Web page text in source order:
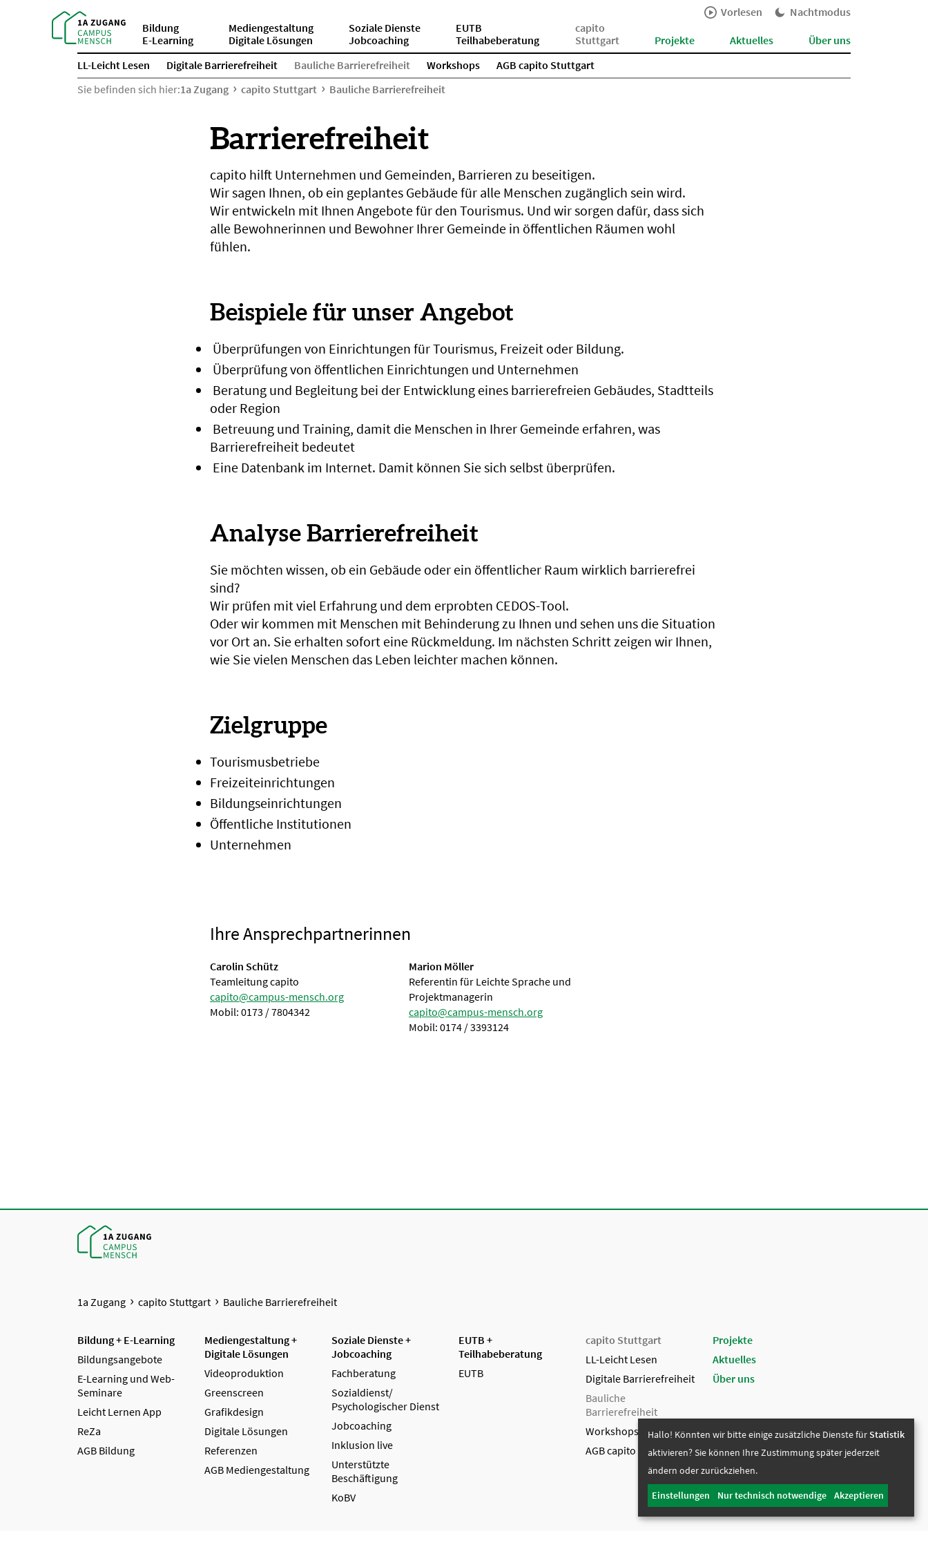
Bildung
E-Learning
Mediengestaltung
Digitale Lösungen
Soziale Dienste
Jobcoaching
EUTB
Teilhabeberatung
capito
Stuttgart
Projekte Aktuelles Über uns
Vorlesen Nachtmodus
LL-Leicht Lesen Digitale Barrierefreiheit Bauliche Barrierefreiheit Workshops
AGB capito Stuttgart
Sie befinden sich hier:1a Zugang capito Stuttgart Bauliche Barrierefreiheit
Barrierefreiheit
capito hilft Unternehmen und Gemeinden, Barrieren zu beseitigen.
Wir sagen Ihnen, ob ein geplantes Gebäude für alle Menschen zugänglich sein wird.
Wir entwickeln mit Ihnen Angebote für den Tourismus. Und wir sorgen dafür, dass sich
alle Bewohnerinnen und Bewohner Ihrer Gemeinde in öffentlichen Räumen wohl
fühlen.
Beispiele für unser Angebot
Überprüfungen von Einrichtungen für Tourismus, Freizeit oder Bildung.
Überprüfung von öffentlichen Einrichtungen und Unternehmen
Beratung und Begleitung bei der Entwicklung eines barrierefreien Gebäudes, Stadtteils
oder Region
Betreuung und Training, damit die Menschen in Ihrer Gemeinde erfahren, was
Barrierefreiheit bedeutet
Eine Datenbank im Internet. Damit können Sie sich selbst überprüfen.
Analyse Barrierefreiheit
Sie möchten wissen, ob ein Gebäude oder ein öffentlicher Raum wirklich barrierefrei
sind?
Wir prüfen mit viel Erfahrung und dem erprobten CEDOS-Tool.
Oder wir kommen mit Menschen mit Behinderung zu Ihnen und sehen uns die Situation
vor Ort an. Sie erhalten sofort eine Rückmeldung. Im nächsten Schritt zeigen wir Ihnen,
wie Sie vielen Menschen das Leben leichter machen können.
Zielgruppe
Tourismusbetriebe
Freizeiteinrichtungen
Bildungseinrichtungen
Öffentliche Institutionen
Unternehmen
Ihre Ansprechpartnerinnen
Carolin Schütz
Teamleitung capito
capito@campus-mensch.org
Mobil: 0173 / 7804342
Marion Möller
Referentin für Leichte Sprache und
Projektmanagerin
capito@campus-mensch.org
Mobil: 0174 / 3393124
1a Zugang capito Stuttgart Bauliche Barrierefreiheit
Bildung + E-Learning
Bildungsangebote
E-Learning und Web-
Seminare
Leicht Lernen App
ReZa
AGB Bildung
Mediengestaltung +
Digitale Lösungen
Videoproduktion
Greenscreen
Grafikdesign
Digitale Lösungen
Referenzen
AGB Mediengestaltung
Soziale Dienste +
Jobcoaching
Fachberatung
Sozialdienst/
Psychologischer Dienst
Jobcoaching
Inklusion live
Unterstützte
Beschäftigung
KoBV
EUTB +
Teilhabeberatung
EUTB
capito Stuttgart
LL-Leicht Lesen
Digitale Barrierefreiheit
Bauliche
Barrierefreiheit
Workshops
AGB capito Stuttgart
Projekte
Aktuelles
Über uns
Hallo! Könnten wir bitte einige zusätzliche Dienste für Statistik
aktivieren? Sie können Ihre Zustimmung später jederzeit
ändern oder zurückziehen.
Einstellungen Nur technisch notwendige Akzeptieren